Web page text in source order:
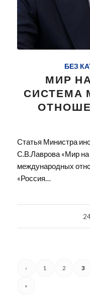
БЕЗ
МИР
СИСТЕМА
Статья Министра
С.В.Лаврова «Мир на
международных
«Россия…
‹ 1 2 3
»